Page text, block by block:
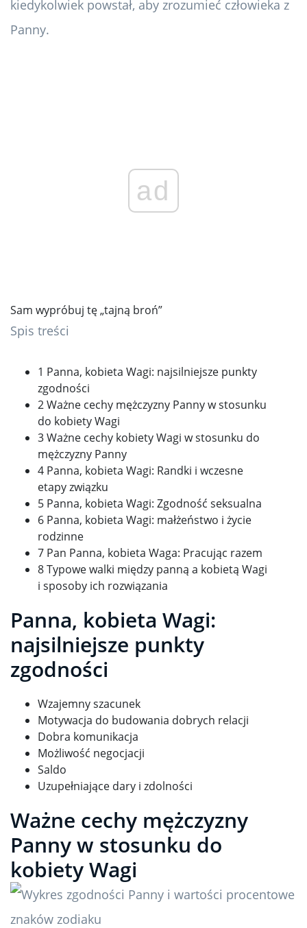
kiedykolwiek powstał, aby zrozumieć człowieka z
Panny.
ad
Sam wypróbuj tę „tajną broń”
Spis treści
1 Panna, kobieta Wagi: najsilniejsze punkty
zgodności
2 Ważne cechy mężczyzny Panny w stosunku
do kobiety Wagi
3 Ważne cechy kobiety Wagi w stosunku do
mężczyzny Panny
4 Panna, kobieta Wagi: Randki i wczesne
etapy związku
5 Panna, kobieta Wagi: Zgodność seksualna
6 Panna, kobieta Wagi: małżeństwo i życie
rodzinne
7 Pan Panna, kobieta Waga: Pracując razem
8 Typowe walki między panną a kobietą Wagi
i sposoby ich rozwiązania
Panna, kobieta Wagi:
najsilniejsze punkty
zgodności
Wzajemny szacunek
Motywacja do budowania dobrych relacji
Dobra komunikacja
Możliwość negocjacji
Saldo
Uzupełniające dary i zdolności
Ważne cechy mężczyzny
Panny w stosunku do
kobiety Wagi